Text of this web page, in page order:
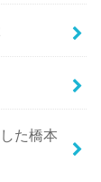
た橋本